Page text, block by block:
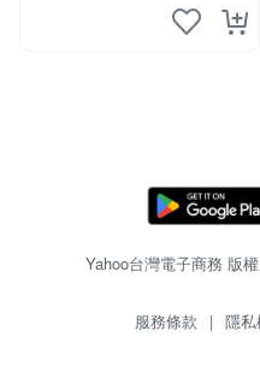
Yahoo台灣電子商務 版
服務條款 | 隱私